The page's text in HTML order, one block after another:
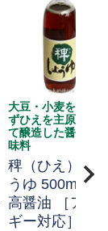
大豆・小麦を使用
ずひえを主原料と
て醸造した醤油風
味料
稗（ひえ）し
うゆ 500ml｜
高醤油 ［アレ
ギー対応］ 【